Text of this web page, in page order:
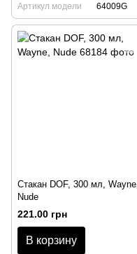
Артикул модели
64009G
Стакан DOF, 300 мл, Wayne,
Nude
221.00 грн
В корзину